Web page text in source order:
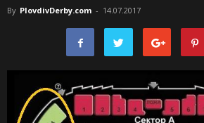
By PlovdivDerby.com - 14.07.2017